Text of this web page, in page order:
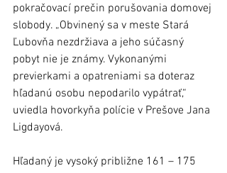
pokračovací prečin porušovania domovej
slobody. „Obvinený sa v meste Stará
Ľubovňa nezdržiava a jeho súčasný
pobyt nie je známy. Vykonanými
previerkami a opatreniami sa doteraz
hľadanú osobu nepodarilo vypátrať,“
uviedla hovorkyňa polície v Prešove Jana
Ligdayová.
Hľadaný je vysoký približne 161 – 175